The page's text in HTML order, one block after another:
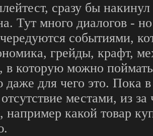
сразу бы
Тут много диалогов -
событиями,
грейды, крафт,
которую можно поймать
для чего это. Пока
местами, из
например какой товар